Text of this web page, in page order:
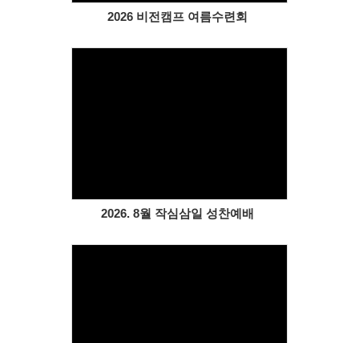
2026 비전캠프 여름수련회
2026. 8월 작심삼일 성찬예배